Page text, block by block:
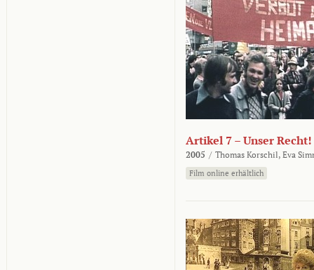
Artikel 7 – Unser Recht!
2005 / Thomas Korschil, Eva
Film online erhältlich